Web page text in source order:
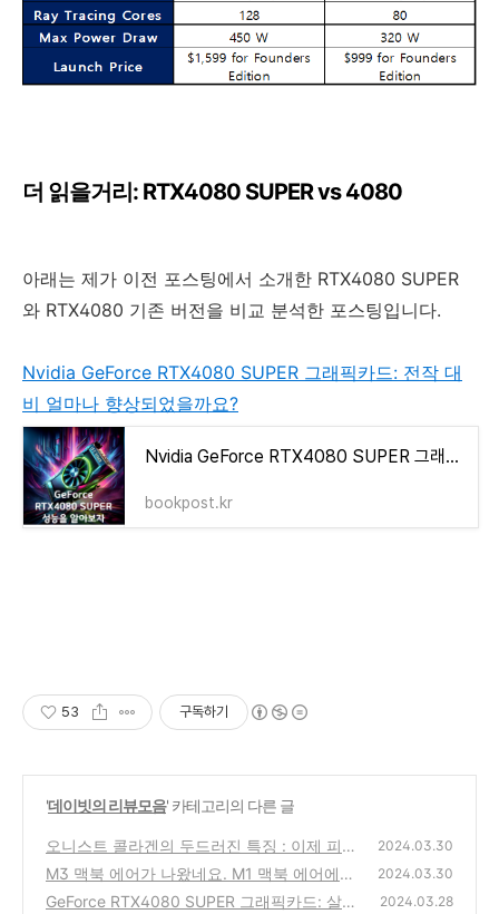
더 읽을거리: RTX4080 SUPER vs 4080
아래는 제가 이전 포스팅에서 소개한 RTX4080 SUPER
와 RTX4080 기존 버전을 비교 분석한 포스팅입니다.
Nvidia GeForce RTX4080 SUPER 그래픽카드: 전작 대
비 얼마나 향상되었을까요?
Nvidia GeForce RTX4080 SUPER 그래픽카드: 전작 대비 얼마나 향상되었을까요?
bookpost.kr
53 구독하기
'데이빗의 리뷰모음' 카테고리의 다른 글
오니스트 콜라겐의 두드러진 특징 : 이제 피부
에 신경을 좀 써야겠습니다.
(25)
2024.03.30
M3 맥북 에어가 나왔네요. M1 맥북 에어에서
업그레이드 고민중.
(27)
2024.03.30
GeForce RTX4080 SUPER 그래픽카드: 살지
2024.03.28